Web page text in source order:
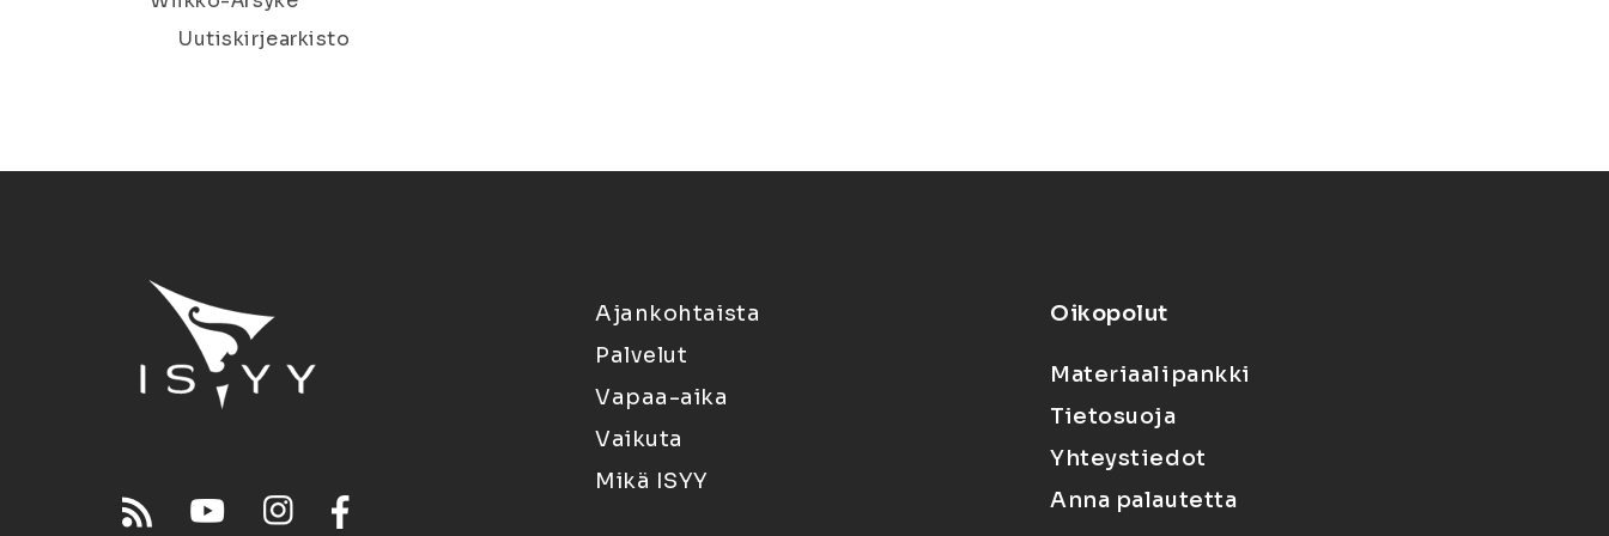
Uutiskirjearkisto
Ajankohtaista
Palvelut
Vapaa-aika
Vaikuta
Mikä ISYY
Oikopolut
Materiaalipankki
Tietosuoja
Yhteystiedot
Anna palautetta